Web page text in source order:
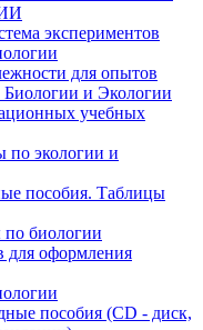
экспериментов
для опытов
Биологии и Экологии
учебных
по экологии и
пособия. Таблицы
биологии
для оформления
пособия (CD - диск,